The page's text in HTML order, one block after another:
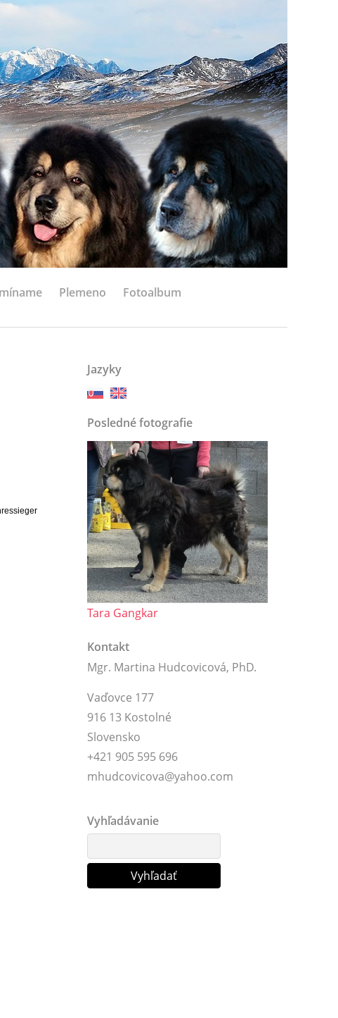
Plemeno Fotoalbum
Jazyky
Posledné fotografie
Tara Gangkar
Kontakt
Mgr. Martina Hudcovicová, PhD.
Vaďovce 177
916 13 Kostolné
Slovensko
+421 905 595 696
mhudcovicova@yahoo.com
Vyhľadávanie